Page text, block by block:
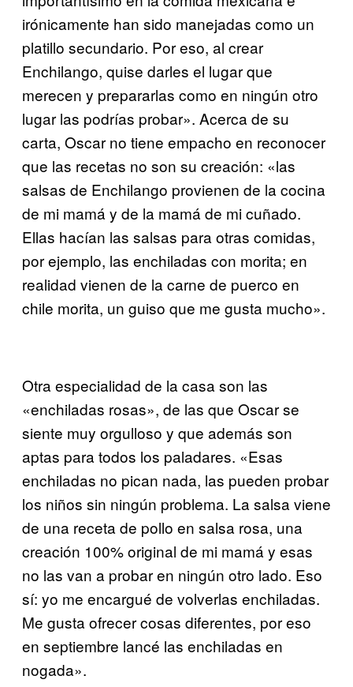
irónicamente han sido manejadas como un
platillo secundario. Por eso, al crear
Enchilango, quise darles el lugar que
merecen y prepararlas como en ningún otro
lugar las podrías probar». Acerca de su
carta, Oscar no tiene empacho en reconocer
que las recetas no son su creación: «las
salsas de Enchilango provienen de la cocina
de mi mamá y de la mamá de mi cuñado.
Ellas hacían las salsas para otras comidas,
por ejemplo, las enchiladas con morita; en
realidad vienen de la carne de puerco en
chile morita, un guiso que me gusta mucho».
Otra especialidad de la casa son las
«enchiladas rosas», de las que Oscar se
siente muy orgulloso y que además son
aptas para todos los paladares. «Esas
enchiladas no pican nada, las pueden probar
los niños sin ningún problema. La salsa viene
de una receta de pollo en salsa rosa, una
creación 100% original de mi mamá y esas
no las van a probar en ningún otro lado. Eso
sí: yo me encargué de volverlas enchiladas.
Me gusta ofrecer cosas diferentes, por eso
en septiembre lancé las enchiladas en
nogada».